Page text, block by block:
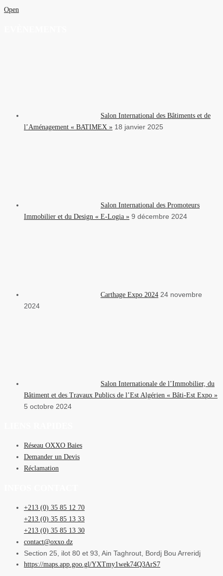
Open
Salon International des Bâtiments et de
l’Aménagement « BATIMEX » 18 janvier 2025
Salon International des Promoteurs
Immobilier et du Design « E-Logia » 9 décembre 2024
Carthage Expo 2024 24 novembre
2024
Salon Internationale de l’Immobilier, du
Bâtiment et des Travaux Publics de l’Est Algérien « Bâti-Est Expo »
5 octobre 2024
Réseau OXXO Baies
Demander un Devis
Réclamation
+213 (0) 35 85 12 70
+213 (0) 35 85 13 33
+213 (0) 35 85 13 30
contact@oxxo.dz
Section 25, ilot 80 et 93, Ain Taghrout, Bordj Bou Arreridj
https://maps.app.goo.gl/YXTmy1wek74Q3ArS7